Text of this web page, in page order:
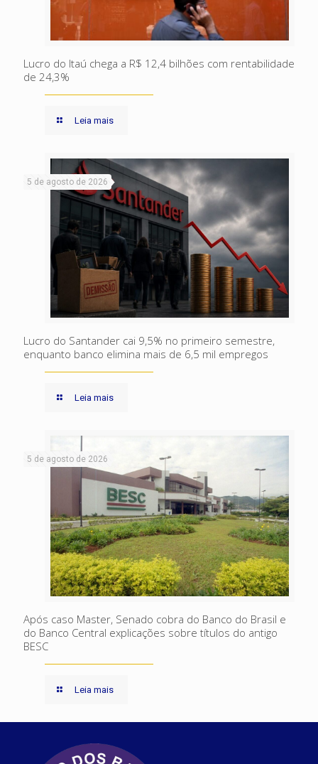
Lucro do Itaú chega a R$ 12,4 bilhões com rentabilidade
de 24,3%
Leia mais
5 de agosto de 2026
Lucro do Santander cai 9,5% no primeiro semestre,
enquanto banco elimina mais de 6,5 mil empregos
Leia mais
5 de agosto de 2026
Após caso Master, Senado cobra do Banco do Brasil e
do Banco Central explicações sobre títulos do antigo
BESC
Leia mais